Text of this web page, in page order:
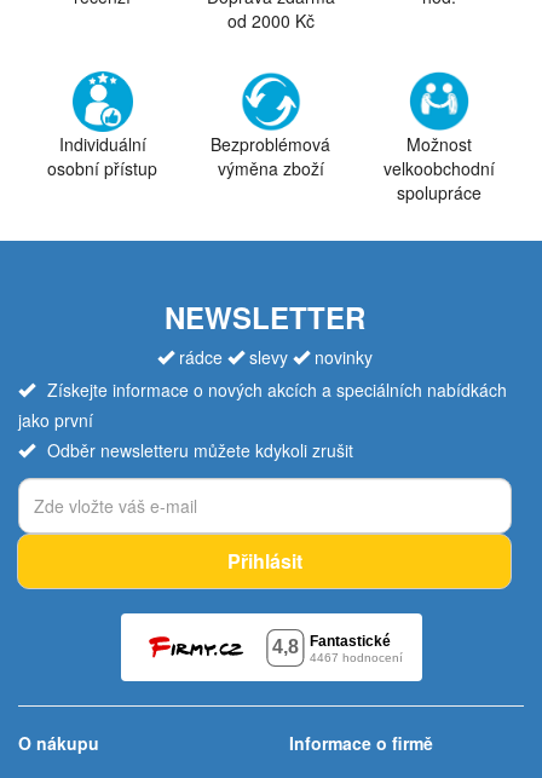
od 2000 Kč
Individuální
osobní přístup
Bezproblémová
výměna zboží
Možnost
velkoobchodní
spolupráce
NEWSLETTER
rádce slevy
novinky
Získejte informace o nových akcích a speciálních nabídkách
jako první
Odběr newsletteru můžete kdykoli zrušit
Přihlásit
O nákupu
Informace o firmě